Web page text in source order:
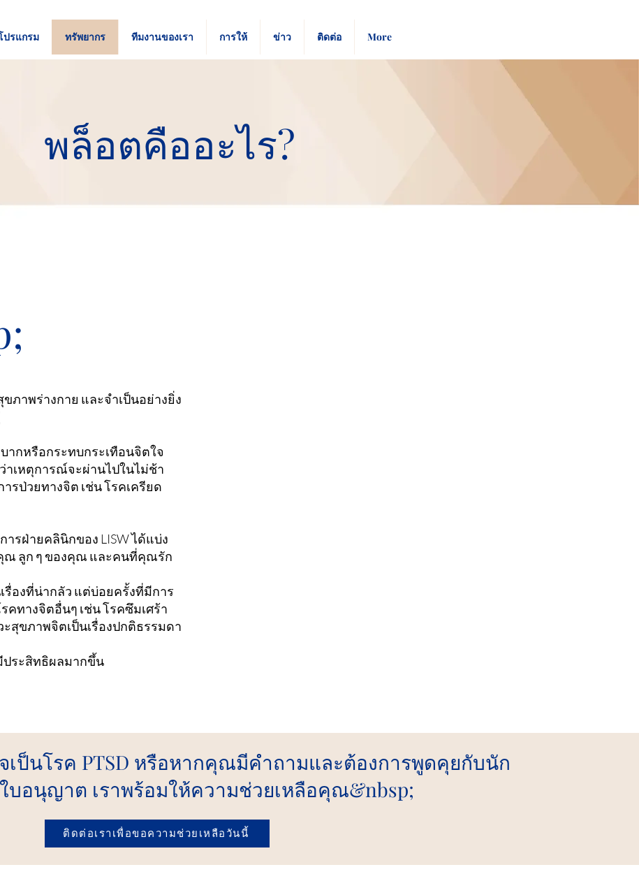
ปรแกรม ทรัพยากร ทีมงานของเรา การให้ ข่าว ติดต่อ More
พล็อตคืออะไร?
าพร่างกาย และจำเป็นอย่างยิ่ง
กหรือกระทบกระเทือนจิตใจ
าเหตุการณ์จะผ่านไปในไม่ช้า
รป่วยทางจิต เช่น โรคเครียด
ารฝ่ายคลินิกของ LISW ได้แบ่ง
ลูก ๆ ของคุณ และคนที่คุณรัก
รื่องที่น่ากลัว แต่บ่อยครั้งที่มีการ
คทางจิตอื่นๆ เช่น โรคซึมเศร้า
สุขภาพจิตเป็นเรื่องปกติธรรมดา
ระสิทธิผลมากขึ้น
ป็นโรค PTSD หรือหากคุณมีคำถามและต้องการพูดคุยกับนัก
บอนุญาต เราพร้อมให้ความช่วยเหลือคุณ&nbsp;
ติดต่อเราเพื่อขอความช่วยเหลือวันนี้